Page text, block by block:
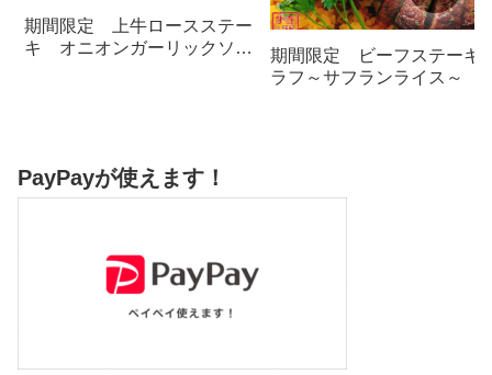
期間限定 上牛ロースステー
キ オニオンガーリックソー
期間限定 ビーフステーキ
ラフ～サフランライス～
PayPayが使えます！